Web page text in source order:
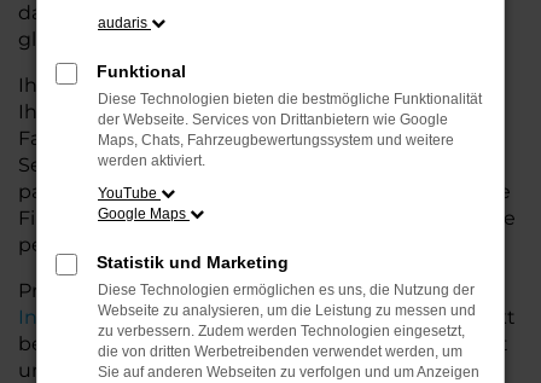
das sowohl in der Stadt als auch auf dem Land
glänzt.
Ihr VW Autohaus in der Nähe von Stuhr bietet
Ihnen neben einer breiten Auswahl an VW
Fahrzeugen auch umfassende Beratung und
Service. Wir unterstützen Sie bei der Auswahl des
passenden Modells und bieten maßgeschneiderte
Finanzierungslösungen sowie Leasingoptionen, die
perfekt zu Ihrem Budget und Bedarf passen.
Profitieren Sie von zusätzlichen Services wie
Inzahlungnahme,Wartung und Reparaturendirekt
bei Ihrem VW Autohaus in der Nähe von Stuhr. Mit
unserer großen Auswahl an Fahrzeugen und der
audaris
Funktional
Diese Technologien bieten die bestmögliche Funktionalität
der Webseite. Services von Drittanbietern wie Google
Maps, Chats, Fahrzeugbewertungssystem und weitere
werden aktiviert.
YouTube
Google Maps
Statistik und Marketing
Diese Technologien ermöglichen es uns, die Nutzung der
Webseite zu analysieren, um die Leistung zu messen und
zu verbessern. Zudem werden Technologien eingesetzt,
die von dritten Werbetreibenden verwendet werden, um
Sie auf anderen Webseiten zu verfolgen und um Anzeigen